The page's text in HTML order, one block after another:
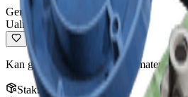
Genanvendelig
Ualmindelig
Kan genbruges til håndværksmaterialer.
Stak: 3